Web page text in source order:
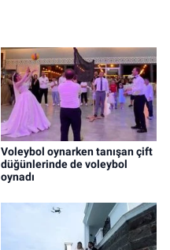
Voleybol oynarken tanışan çift
düğünlerinde de voleybol
oynadı